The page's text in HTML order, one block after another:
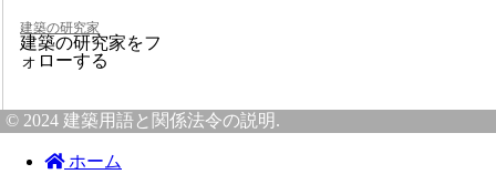
建築の研究家
建築の研究家をフ
ォローする
© 2024 建築用語と関係法令の説明.
ホーム